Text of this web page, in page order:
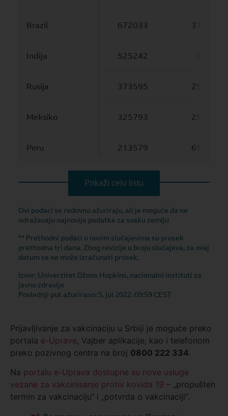
Prijavljivanje za vakcinaciju u Srbiji je moguće preko
portala e-Uprave, Vajber aplikacije, kao i telefonom
preko pozivnog centra na broj 0800 222 334.
Na portalu e-Uprava dostupne su nove usluge
vezane za vakcinisanje protiv kovida 19 – „propušten
termin za vakcinaciju“ i „potvrda o vakcinaciji“.